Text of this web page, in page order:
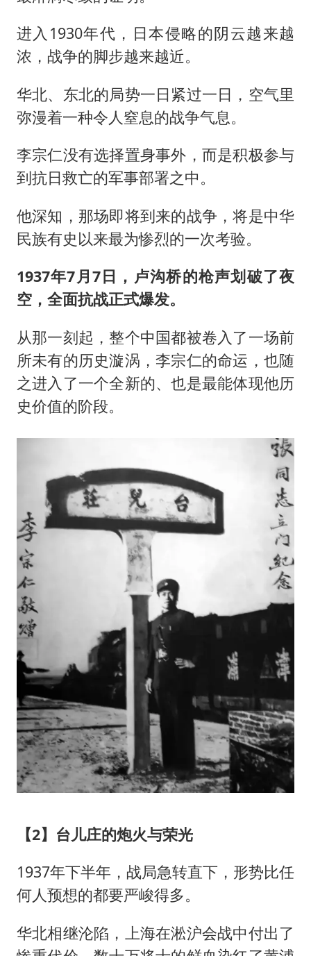
进入1930年代，日本侵略的阴云越来越
浓，战争的脚步越来越近。
华北、东北的局势一日紧过一日，空气里
弥漫着一种令人窒息的战争气息。
李宗仁没有选择置身事外，而是积极参与
到抗日救亡的军事部署之中。
他深知，那场即将到来的战争，将是中华
民族有史以来最为惨烈的一次考验。
1937年7月7日，卢沟桥的枪声划破了夜
空，全面抗战正式爆发。
从那一刻起，整个中国都被卷入了一场前
所未有的历史漩涡，李宗仁的命运，也随
之进入了一个全新的、也是最能体现他历
史价值的阶段。
【2】台儿庄的炮火与荣光
1937年下半年，战局急转直下，形势比任
何人预想的都要严峻得多。
华北相继沦陷，上海在淞沪会战中付出了